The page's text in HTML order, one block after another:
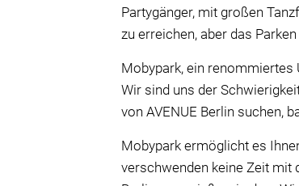
Partygänger, mit großen
zu erreichen, aber das
Mobypark, ein renommiertes
Wir sind uns der
von AVENUE Berlin suchen,
Mobypark ermöglicht es
verschwenden keine Zeit mit